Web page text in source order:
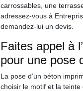
carrossables, une
adressez-vous à
demandez-lui un devis.
Faites appel à
pour une pose
La pose d’un béton
choisir le motif et la teinte